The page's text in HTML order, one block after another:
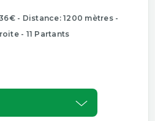
- Distance: 1200 mètres -
- 11 Partants